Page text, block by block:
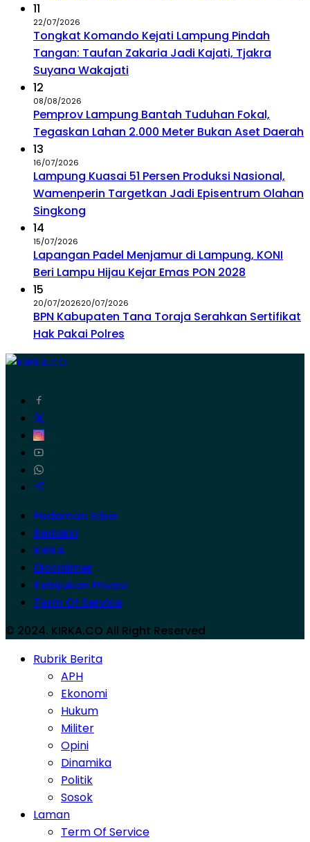
11
22/07/2026
Tongkat Komando Kejati Lampung Pindah
Tangan: Taufan Zakaria Jadi Kajati, Tjakra
Suyana Wakajati
12
08/08/2026
Pemprov Lampung Bantah Tuduhan Fokal,
Tegaskan Lahan 2.000 Meter Bukan Aset Daerah
13
16/07/2026
Lampung Kuasai 51 Persen Produksi Nasional,
Wamenperin Targetkan Jadi Episentrum Olahan
Singkong
14
15/07/2026
Lapangan Padel Menjamur di Lampung, KONI
Beri Lampu Hijau Kejar Emas PON 2028
15
20/07/202620/07/2026
BPN Kabupaten Tana Toraja Serahkan Sertifikat
Hak Pakai Polres
Pedoman Siber
Redaksi
KIRKA
Disclaimer
Kebijakan Privasi
Term Of Service
© 2024. KIRKA.CO All Right Reserved
Rubrik Berita
APH
Ekonomi
Hukum
Militer
Opini
Dinamika
Politik
Sosok
Laman
Term Of Service